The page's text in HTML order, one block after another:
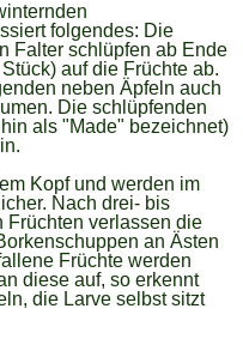
folgendes: Die
Falter schlüpfen ab Ende
auf die Früchte ab.
neben Äpfeln auch
Die schlüpfenden
als "Made" bezeichnet)
Kopf und werden im
Nach drei- bis
Früchten verlassen die
an Ästen
Früchte werden
diese auf, so erkennt
die Larve selbst sitzt